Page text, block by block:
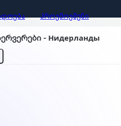
ᲞᲠᲝᲣᲛᲝᲣᲨᲔᲜᲘ
- Нидерланды